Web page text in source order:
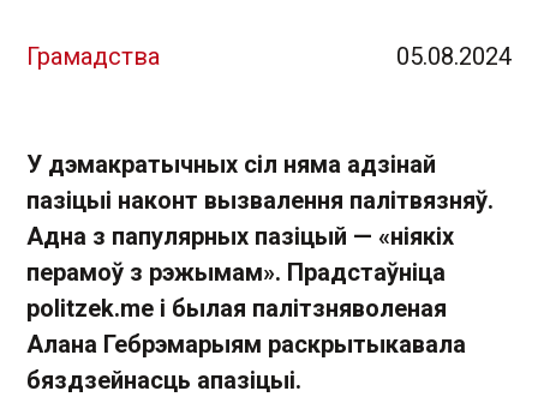
Грамадства 05.08.2024
У дэмакратычных сіл няма адзінай
пазіцыі наконт вызвалення палітвязняў.
Адна з папулярных пазіцый — «ніякіх
перамоў з рэжымам». Прадстаўніца
politzek.me і былая палітзняволеная
Алана Гебрэмарыям раскрытыкавала
бяздзейнасць апазіцыі.